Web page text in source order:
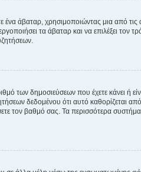
άβαταρ, χρησιμοποιώντας μια από
τα άβαταρ και να επιλέξει τον
των δημοσιεύσεων που έχετε κάνει ή
δεδομένου ότι αυτό καθορίζεται
τον βαθμό σας. Τα περισσότερα